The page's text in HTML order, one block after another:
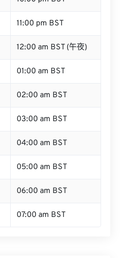
11:00 pm BST
12:00 am BST (午夜)
01:00 am BST
02:00 am BST
03:00 am BST
04:00 am BST
05:00 am BST
06:00 am BST
07:00 am BST